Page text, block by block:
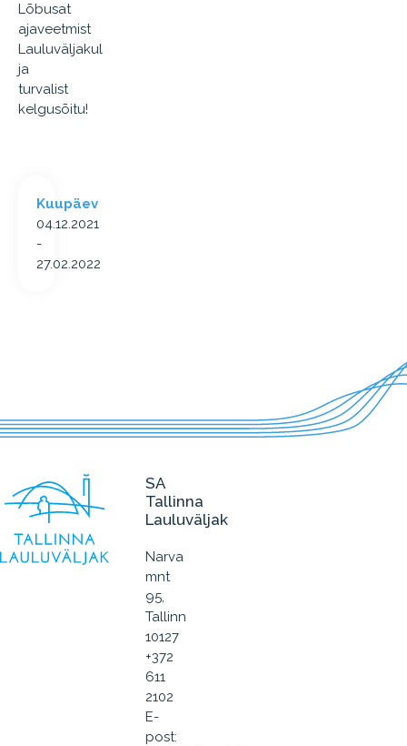
Lõbusat
ajaveetmist
Lauluväljakul
ja
turvalist
kelgusõitu!
Kuupäev
04.12.2021
-
27.02.2022
SA
Tallinna
Lauluväljak
Narva
mnt
95,
Tallinn
10127
+372
611
2102
E-
post: